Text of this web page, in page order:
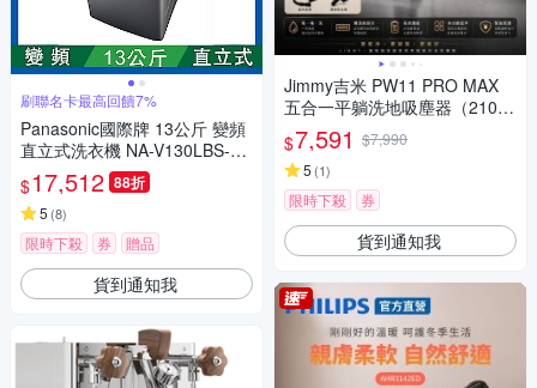
刷聯名卡最高回饋7%
Panasonic國際牌 13公斤 變頻
直立式洗衣機 NA-V130LBS-S
不鏽鋼
$17,512 88折
5 (8)
限時下殺 券 贈品
貨到通知我
Jimmy吉米 PW11 PRO MAX
五合一平躺洗地吸塵器（21000
Pa/洗地機/除蹣機/熱烘乾）
$7,591 $7,990
5 (1)
限時下殺 券
貨到通知我